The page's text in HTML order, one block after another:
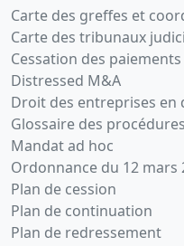
Carte des greffes et
Carte des tribunaux
Cessation des
Distressed M&A
Droit des entreprises en
Glossaire des
Mandat ad hoc
Ordonnance du 12 mars
Plan de cession
Plan de continuation
Plan de redressement